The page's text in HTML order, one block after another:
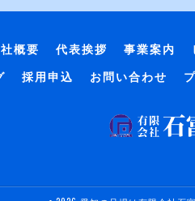
概要 代表挨拶 事業案内
採用申込 お問い合わせ